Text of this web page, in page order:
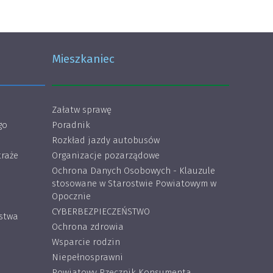
Mieszkaniec
Załatw sprawę
Poradnik
Rozkład jazdy autobusów
Organizacje pozarządowe
Ochrona Danych Osobowych - Klauzule
stosowane w Starostwie Powiatowym w
Opocznie
CYBERBEZPIECZEŃSTWO
Ochrona zdrowia
Wsparcie rodzin
Niepełnosprawni